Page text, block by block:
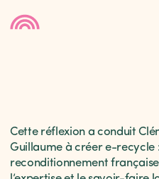
Cette réflexion a conduit
Guillaume à créer e-recycle
reconditionnement